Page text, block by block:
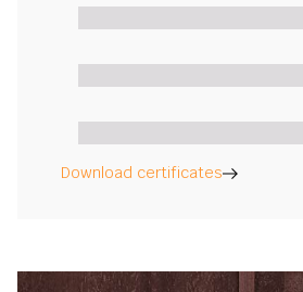
Download certificates